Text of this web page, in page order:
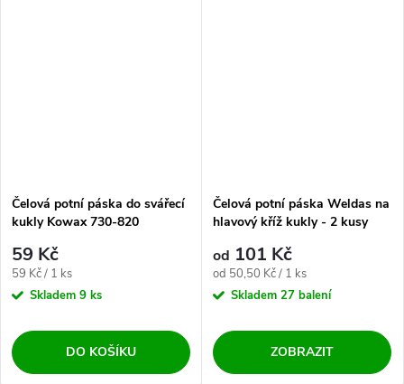
Čelová potní páska do svářecí
kukly Kowax 730-820
59 Kč
Měrná cena:
59 Kč / 1 ks
Skladem 9 ks
DO KOŠÍKU
Čelová potní páska Weldas na
hlavový kříž kukly - 2 kusy
od 101 Kč
Měrná cena:
od 50,50 Kč / 1 ks
Skladem 27 balení
ZOBRAZIT